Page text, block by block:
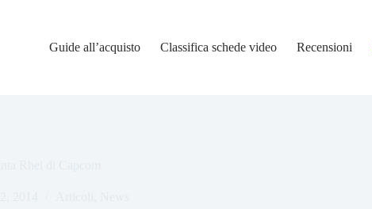
Guide all’acquisto
Classifica schede video Recensioni